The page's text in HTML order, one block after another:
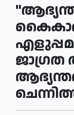
ജാഗ്രത